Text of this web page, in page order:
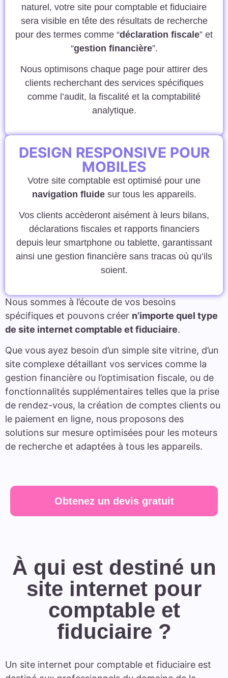
naturel, votre site pour comptable et fiduciaire
sera visible en tête des résultats de recherche
pour des termes comme “déclaration fiscale” et
“gestion financière”.
Nous optimisons chaque page pour attirer des
clients recherchant des services spécifiques
comme l’audit, la fiscalité et la comptabilité
analytique.
DESIGN RESPONSIVE POUR
MOBILES
Votre site comptable est optimisé pour une
navigation fluidesur tous les appareils.
Vos clients accèderont aisément à leurs bilans,
déclarations fiscales et rapports financiers
depuis leur smartphone ou tablette, garantissant
ainsi une gestion financière sans tracas où qu’ils
soient.
Nous sommes à l’écoute de vos besoins
spécifiques et pouvons créer n’importe quel type
de site internet comptable et fiduciaire.
Que vous ayez besoin d’un simple site vitrine, d’un
site complexe détaillant vos services comme la
gestion financière ou l’optimisation fiscale, ou de
fonctionnalités supplémentaires telles que la prise
de rendez-vous, la création de comptes clients ou
le paiement en ligne, nous proposons des
solutions sur mesure optimisées pour les moteurs
de recherche et adaptées à tous les appareils.
Obtenez un devis gratuit
À qui est destiné un
site internet pour
comptable et
fiduciaire ?
Un site internet pour comptable et fiduciaire est